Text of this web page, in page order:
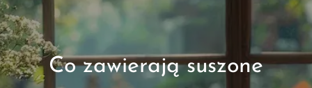
Co zawierają suszone